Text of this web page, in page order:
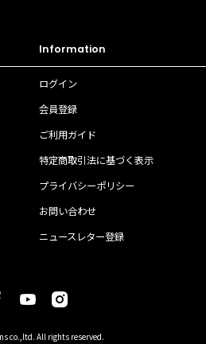
Information
ログイン
会員登録
ご利用ガイド
特定商取引法に基づく表示
プライバシーポリシー
お問い合わせ
ニュースレター登録
co.,ltd. All rights reserved.